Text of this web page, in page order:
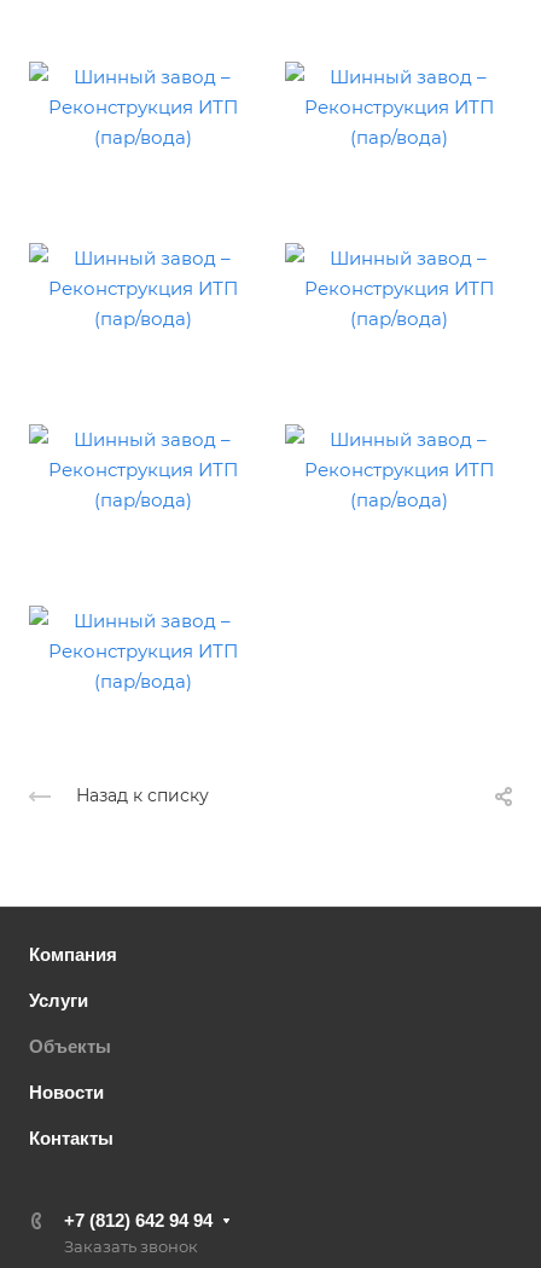
Назад к списку
Компания
Услуги
Объекты
Новости
Контакты
+7 (812) 642 94 94
Заказать звонок